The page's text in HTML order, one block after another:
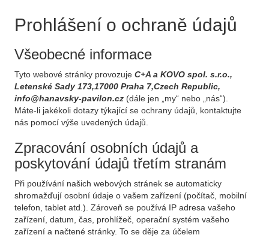
Prohlášení o ochraně údajů
Všeobecné informace
Tyto webové stránky provozuje C+A a KOVO spol. s.r.o.,
Letenské Sady 173,17000 Praha 7,Czech Republic,
info@hanavsky-pavilon.cz (dále jen „my“ nebo „nás“).
Máte-li jakékoli dotazy týkající se ochrany údajů, kontaktujte
nás pomocí výše uvedených údajů.
Zpracování osobních údajů a
poskytování údajů třetím stranám
Při používání našich webových stránek se automaticky
shromažďují osobní údaje o vašem zařízení (počítač, mobilní
telefon, tablet atd.). Zároveň se používá IP adresa vašeho
zařízení, datum, čas, prohlížeč, operační systém vašeho
zařízení a načtené stránky. To se děje za účelem